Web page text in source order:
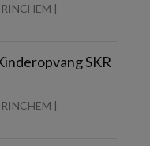
|
SKR
|